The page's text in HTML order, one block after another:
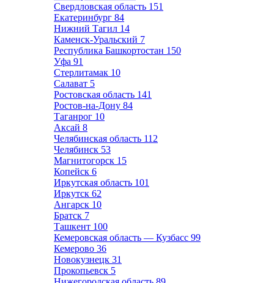
Свердловская область 151
Екатеринбург 84
Нижний Тагил 14
Каменск-Уральский 7
Республика Башкортостан 150
Уфа 91
Стерлитамак 10
Салават 5
Ростовская область 141
Ростов-на-Дону 84
Таганрог 10
Аксай 8
Челябинская область 112
Челябинск 53
Магнитогорск 15
Копейск 6
Иркутская область 101
Иркутск 62
Ангарск 10
Братск 7
Ташкент 100
Кемеровская область — Кузбасс 99
Кемерово 36
Новокузнецк 31
Прокопьевск 5